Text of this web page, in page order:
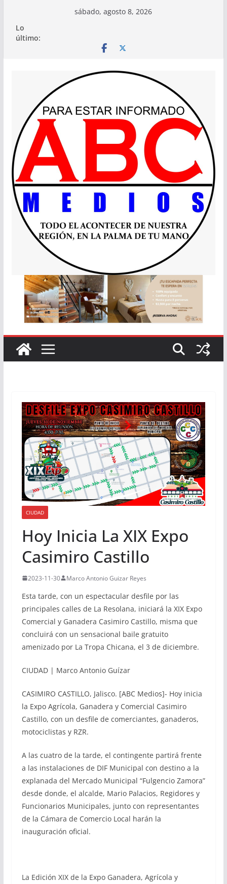
contenido
sábado, agosto 8, 2026
Lo
último:
CIUDAD
Hoy Inicia La XIX Expo
Casimiro Castillo
2023-11-30 Marco Antonio Guizar Reyes
Esta tarde, con un espectacular desfile por las
principales calles de La Resolana, iniciará la XIX Expo
Comercial y Ganadera Casimiro Castillo, misma que
concluirá con un sensacional baile gratuito
amenizado por La Tropa Chicana, el 3 de diciembre.
CIUDAD | Marco Antonio Guízar
CASIMIRO CASTILLO, Jalisco. [ABC Medios]- Hoy inicia
la Expo Agrícola, Ganadera y Comercial Casimiro
Castillo, con un desfile de comerciantes, ganaderos,
motociclistas y RZR.
A las cuatro de la tarde, el contingente partirá frente
a las instalaciones de DIF Municipal con destino a la
explanada del Mercado Municipal “Fulgencio Zamora”
desde donde, el alcalde, Mario Palacios, Regidores y
Funcionarios Municipales, junto con representantes
de la Cámara de Comercio Local harán la
inauguración oficial.
La Edición XIX de la Expo Ganadera, Agrícola y